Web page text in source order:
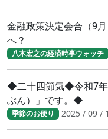
金融政策決定会合（9
へ？
八木宏之の経済時事ウォッチ
◆二十四節気◆令和7年
ぶん）」です。◆
季節のお便り 2025 / 09 /